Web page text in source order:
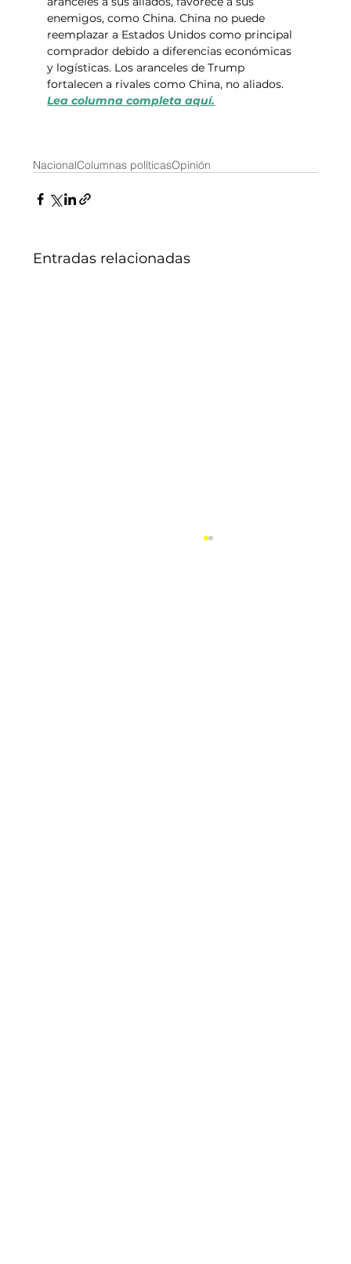
enemigos, como China. China no puede
reemplazar a Estados Unidos como principal
comprador debido a diferencias económicas
y logísticas. Los aranceles de Trump
fortalecen a rivales como China, no aliados.
Lea columna completa aquí.
NacionalColumnas políticasOpinión
Entradas relacionadas